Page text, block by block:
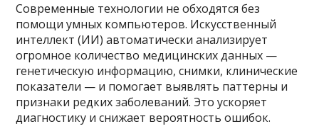
Современные технологии не обходятся без
помощи умных компьютеров. Искусственный
интеллект (ИИ) автоматически анализирует
огромное количество медицинских данных —
генетическую информацию, снимки, клинические
показатели — и помогает выявлять паттерны и
признаки редких заболеваний. Это ускоряет
диагностику и снижает вероятность ошибок.